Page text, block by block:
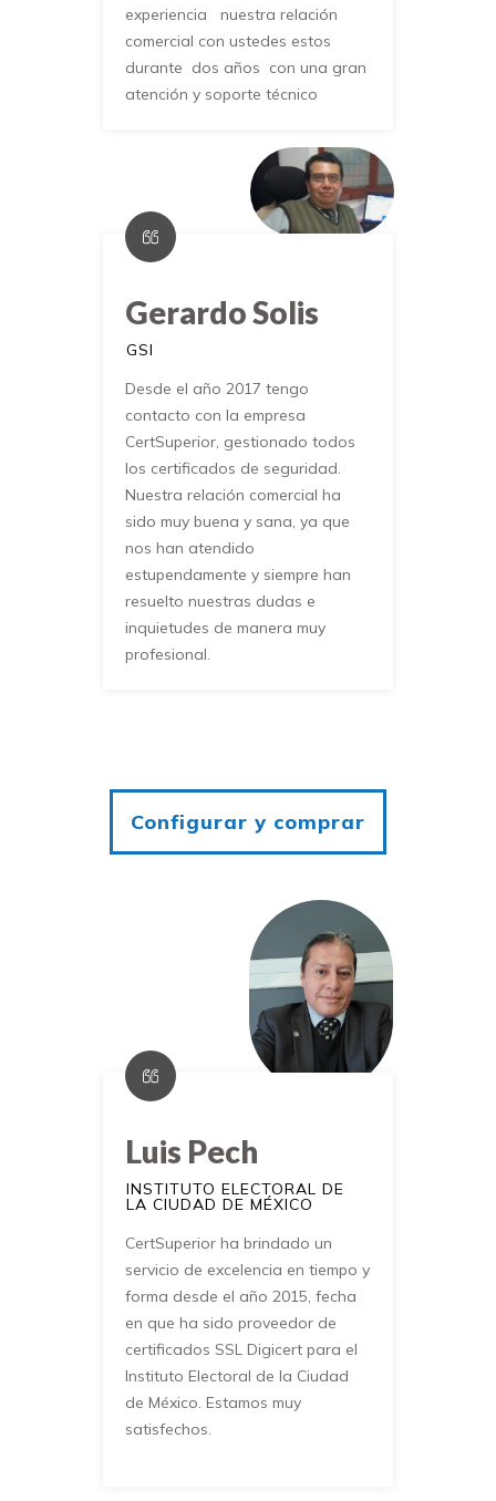
experiencia nuestra relación
comercial con ustedes estos
durante dos años con una gran
atención y soporte técnico
Gerardo Solis
GSI
Desde el año 2017 tengo
contacto con la empresa
CertSuperior, gestionado todos
los certificados de seguridad.
Nuestra relación comercial ha
sido muy buena y sana, ya que
nos han atendido
estupendamente y siempre han
resuelto nuestras dudas e
inquietudes de manera muy
profesional.
Configurar y comprar
Luis Pech
INSTITUTO ELECTORAL DE
LA CIUDAD DE MÉXICO
CertSuperior ha brindado un
servicio de excelencia en tiempo y
forma desde el año 2015, fecha
en que ha sido proveedor de
certificados SSL Digicert para el
Instituto Electoral de la Ciudad
de México. Estamos muy
satisfechos.